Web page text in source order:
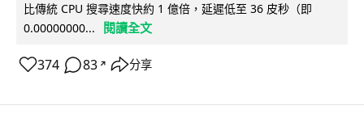
比傳統 CPU 搜尋速度快約 1 億倍，延遲低至 36 皮秒（即
0.00000000...
閱讀全文
374 83 ↗ 分享